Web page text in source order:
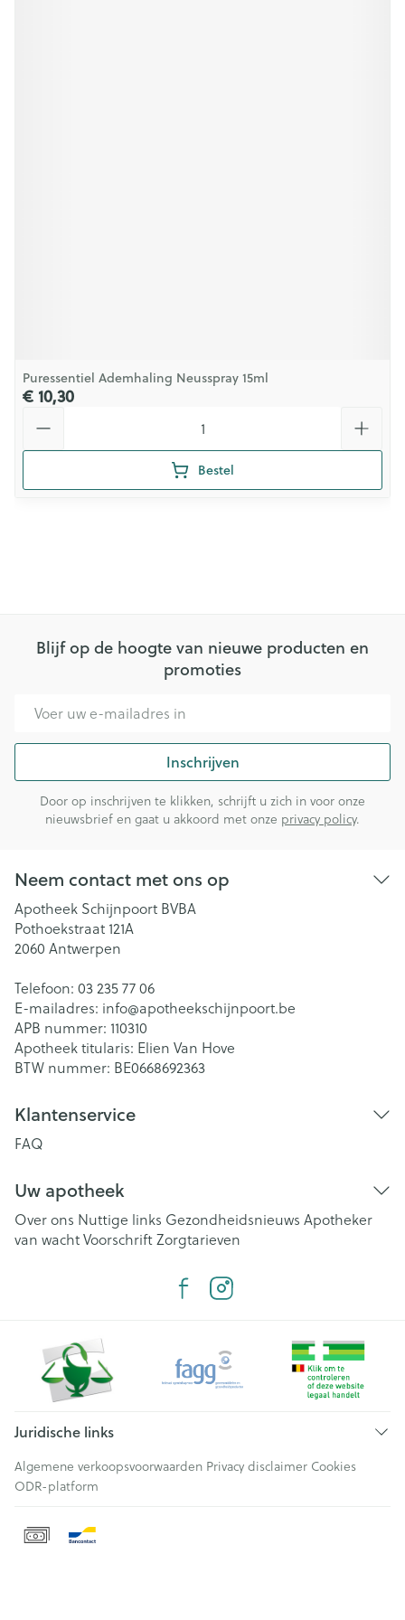
Puressentiel Ademhaling Neusspray 15ml
€ 10,30
Bestel
Blijf op de hoogte van nieuwe producten en
promoties
Inschrijven
Door op inschrijven te klikken, schrijft u zich in voor onze
nieuwsbrief en gaat u akkoord met onze privacy policy.
Neem contact met ons op
Apotheek Schijnpoort BVBA
Pothoekstraat 121A
2060 Antwerpen
Telefoon: 03 235 77 06
E-mailadres: info@apotheekschijnpoort.be
APB nummer: 110310
Apotheek titularis: Elien Van Hove
BTW nummer: BE0668692363
Klantenservice
FAQ
Uw apotheek
Over ons Nuttige links Gezondheidsnieuws Apotheker
van wachtVoorschriftZorgtarieven
Juridische links
Algemene verkoopsvoorwaarden Privacy disclaimer Cookies
ODR-platform